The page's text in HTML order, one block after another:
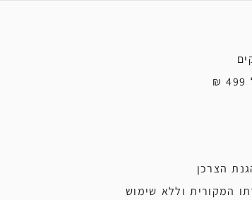
הצרכן
המקורית וללא שימוש